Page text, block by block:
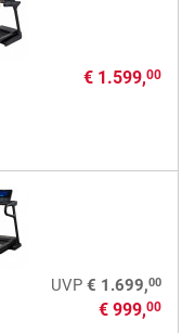
€ 1.599,00
UVP € 1.699,00
€ 999,00